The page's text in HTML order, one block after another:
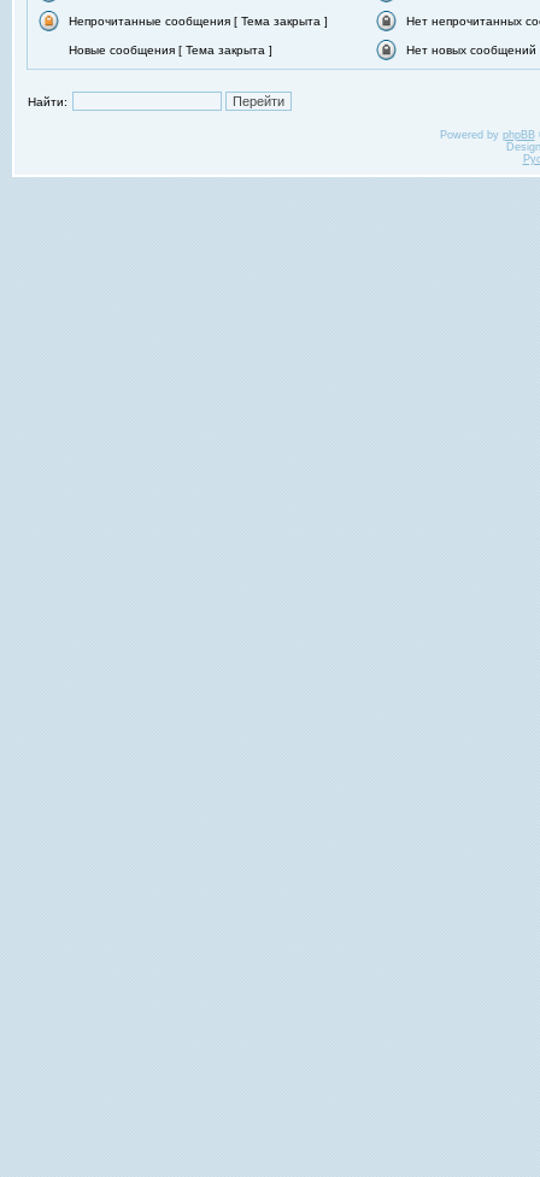
Непрочитанные сообщения [ Тема закрыта ] Нет непрочитанных
Новые сообщения [ Тема закрыта ] Нет новых сообщений
Найти:
Powered by phpBB